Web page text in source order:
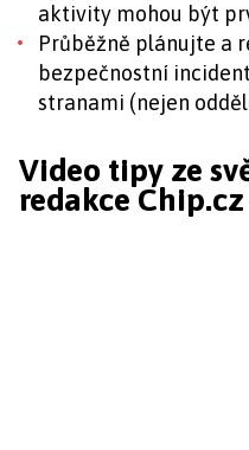
aktivity mohou být
Průběžně plánujte a
bezpečnostní
stranami (nejen
Video tipy ze
redakce Chip.cz